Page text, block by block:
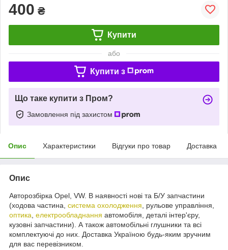
400 ₴
Купити
або
Купити з
Що таке купити з Пром?
Замовлення під захистом
Опис Характеристики Відгуки про товар Доставка
Опис
Авторозбірка Opel, VW. В наявності нові та Б/У запчастини
(ходова частина, система охолодження , рульове управління,
оптика електрообладнання автомобіля, деталі інтер'єру,
кузовні запчастини). А також автомобільні глушники та всі
комплектуючі до них. Доставка Україною будь-яким зручним
для вас перевізником.